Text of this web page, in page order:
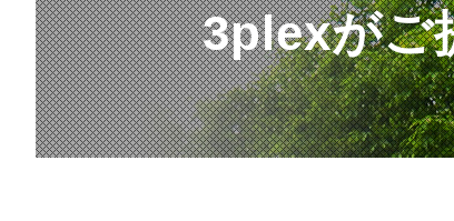
3plexがご